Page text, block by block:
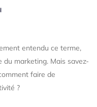
entendu ce terme,
du marketing. Mais savez-
faire de
?